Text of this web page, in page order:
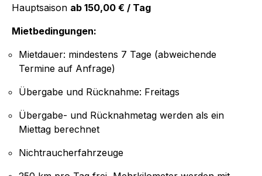
Hauptsaison ab 150,00 € / Tag
Mietbedingungen:
Mietdauer: mindestens 7 Tage (abweichende
Termine auf Anfrage)
Übergabe und Rücknahme: Freitags
Übergabe- und Rücknahmetag werden als ein
Miettag berechnet
Nichtraucherfahrzeuge